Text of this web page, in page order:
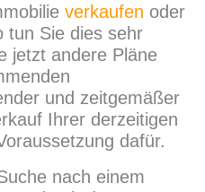
verkaufen oder
tun Sie dies sehr
jetzt andere Pläne
und zeitgemäßer
Ihrer derzeitigen
dafür.
nach einem